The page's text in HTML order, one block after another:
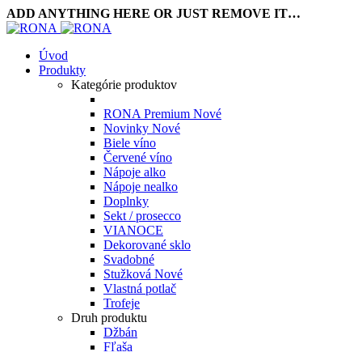
ADD ANYTHING HERE OR JUST REMOVE IT…
Úvod
Produkty
Kategórie produktov
RONA Premium Nové
Novinky Nové
Biele víno
Červené víno
Nápoje alko
Nápoje nealko
Doplnky
Sekt / prosecco
VIANOCE
Dekorované sklo
Svadobné
Stužková Nové
Vlastná potlač
Trofeje
Druh produktu
Džbán
Fľaša